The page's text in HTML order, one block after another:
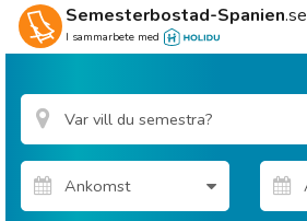
Semesterbostad-Spanien.se
I sammarbete med